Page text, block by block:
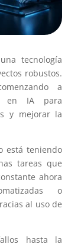
tecnología
robustos.
a
en IA para
y mejorar la
está teniendo
tareas que
ahora
o
al uso de
hasta la